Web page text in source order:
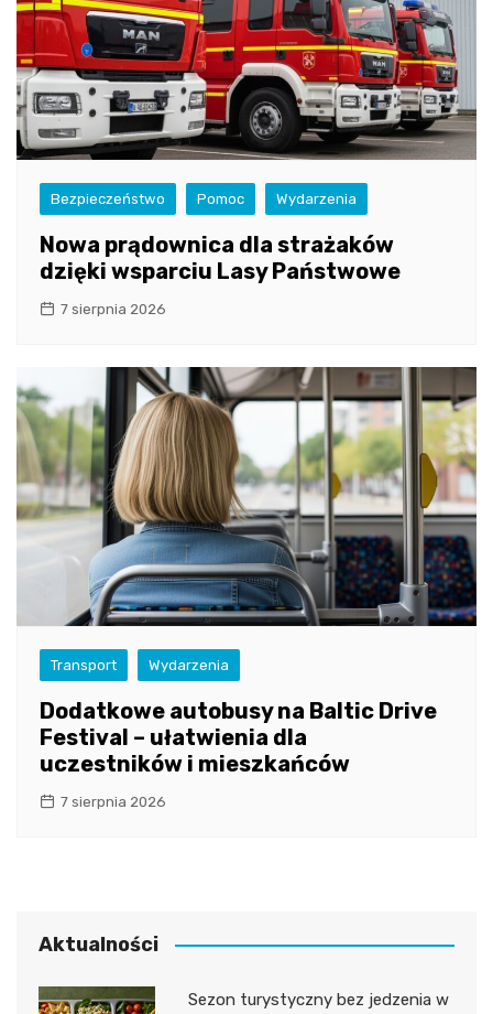
Bezpieczeństwo Pomoc Wydarzenia
Nowa prądownica dla strażaków
dzięki wsparciu Lasy Państwowe
7 sierpnia 2026
Transport Wydarzenia
Dodatkowe autobusy na Baltic Drive
Festival – ułatwienia dla
uczestników i mieszkańców
7 sierpnia 2026
Aktualności
Sezon turystyczny bez jedzenia w